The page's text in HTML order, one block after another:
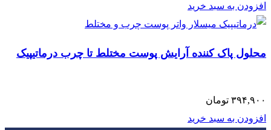
افزودن به سبد خرید
محلول پاک کننده آرایش پوست مختلط تا چرب درماتیپیک
۳۹۴,۹۰۰ تومان
افزودن به سبد خرید